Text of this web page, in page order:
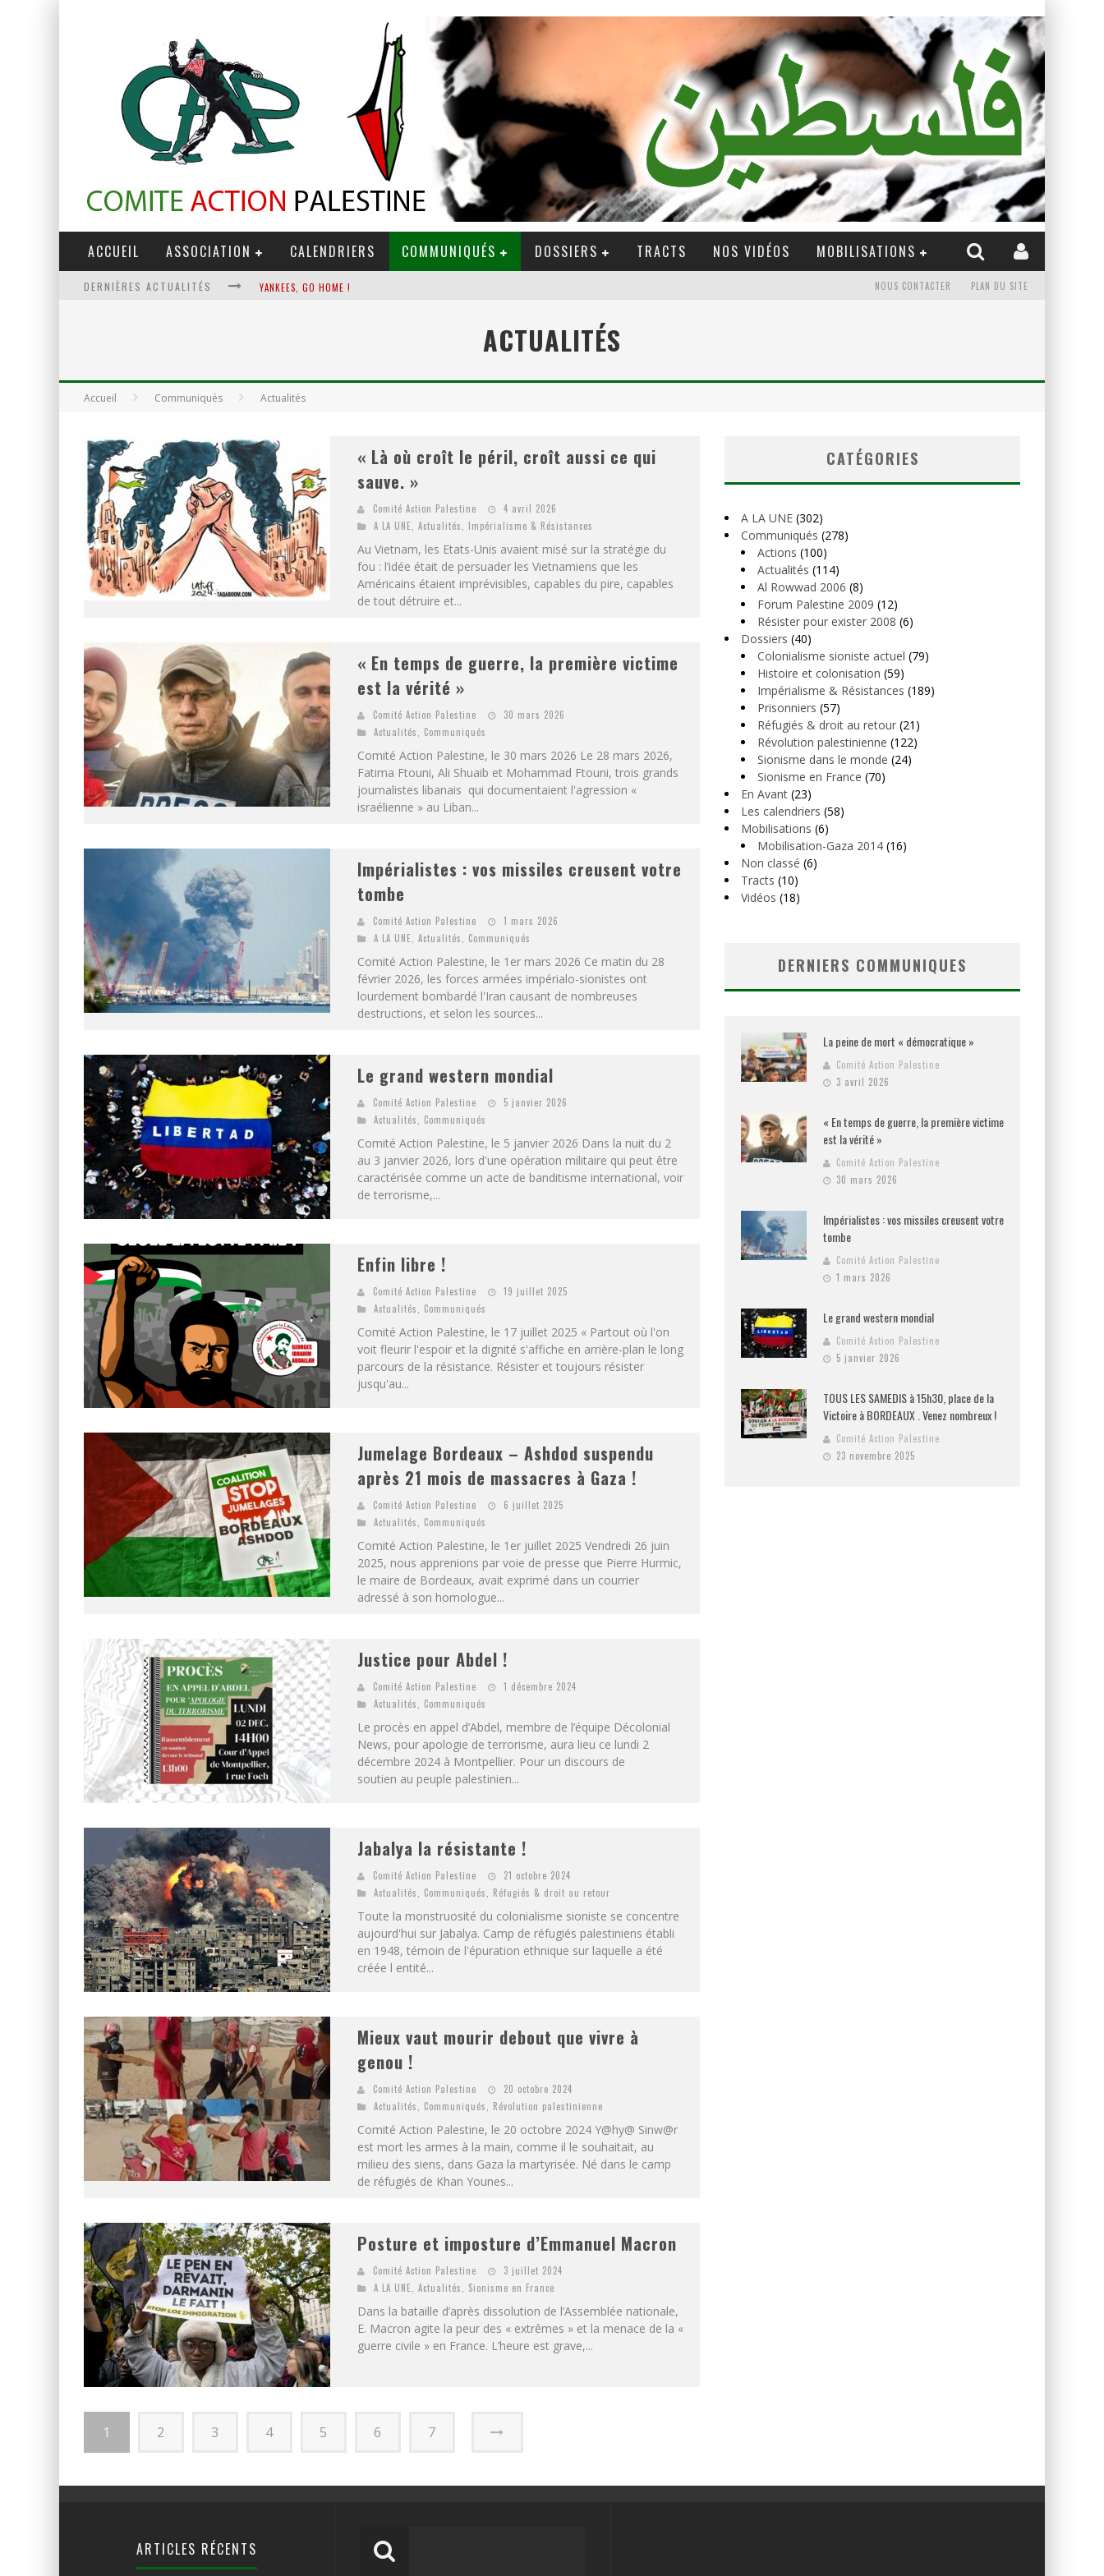
ACCUEIL ASSOCIATION CALENDRIERS COMMUNIQUÉS DOSSIERS TRACTS NOS VIDÉOS MOBILISATIONS
DERNIÈRES ACTUALITÉS YANKEES, GO HOME !
D
ES ACCORDS DE PAIX SANS LE PEUPLE ET CONTRE LE PEUPLE
LA BANALITÉ DU MAL COLONIAL
NOUS CONTACTER PLAN DU SITE
ACTUALITÉS
Accueil Communiqués Actualités
« Là où croît le péril, croît aussi ce qui
sauve. »
Comité Action Palestine
4 avril 2026
A LA UNE
Actualités Impérialisme & Résistances
Au Vietnam, les Etats-Unis avaient misé sur la stratégie du
fou : l’idée était de persuader les Vietnamiens que les
Américains étaient imprévisibles, capables du pire, capables
de tout détruire et...
« En temps de guerre, la première victime
est la vérité »
Comité Action Palestine
30 mars 2026
Actualités
Communiqués
Comité Action Palestine, le 30 mars 2026 Le 28 mars 2026,
Fatima Ftouni, Ali Shuaib et Mohammad Ftouni, trois grands
journalistes libanais qui documentaient l'agression «
israélienne » au Liban...
Impérialistes : vos missiles creusent votre
tombe
Comité Action Palestine
1 mars 2026
A LA UNE
Actualités Communiqués
Comité Action Palestine, le 1er mars 2026 Ce matin du 28
février 2026, les forces armées impérialo-sionistes ont
lourdement bombardé l'Iran causant de nombreuses
destructions, et selon les sources...
Le grand western mondial
Comité Action Palestine
5 janvier 2026
Actualités
Communiqués
Comité Action Palestine, le 5 janvier 2026 Dans la nuit du 2
au 3 janvier 2026, lors d'une opération militaire qui peut être
caractérisée comme un acte de banditisme international, voir
de terrorisme,...
Enfin libre !
Comité Action Palestine
19 juillet 2025
Actualités
Communiqués
Comité Action Palestine, le 17 juillet 2025 « Partout où l'on
voit fleurir l'espoir et la dignité s'affiche en arrière-plan le long
parcours de la résistance. Résister et toujours résister
jusqu'au...
Jumelage Bordeaux – Ashdod suspendu
après 21 mois de massacres à Gaza !
Comité Action Palestine
6 juillet 2025
Actualités
Communiqués
Comité Action Palestine, le 1er juillet 2025 Vendredi 26 juin
2025, nous apprenions par voie de presse que Pierre Hurmic,
le maire de Bordeaux, avait exprimé dans un courrier
adressé à son homologue...
Justice pour Abdel !
Comité Action Palestine
1 décembre 2024
Actualités
Communiqués
Le procès en appel d’Abdel, membre de l’équipe Décolonial
News, pour apologie de terrorisme, aura lieu ce lundi 2
décembre 2024 à Montpellier. Pour un discours de
soutien au peuple palestinien...
Jabalya la résistante !
Comité Action Palestine
21 octobre 2024
Actualités
Communiqués Réfugiés & droit au retour
Toute la monstruosité du colonialisme sioniste se concentre
aujourd'hui sur Jabalya. Camp de réfugiés palestiniens établi
en 1948, témoin de l'épuration ethnique sur laquelle a été
créée l entité...
Mieux vaut mourir debout que vivre à
genou !
Comité Action Palestine
20 octobre 2024
Actualités
Communiqués Révolution palestinienne
Comité Action Palestine, le 20 octobre 2024 Y@hy@ Sinw@r
est mort les armes à la main, comme il le souhaitait, au
milieu des siens, dans Gaza la martyrisée. Né dans le camp
de réfugiés de Khan Younes...
Posture et imposture d’Emmanuel Macron
Comité Action Palestine
3 juillet 2024
A LA UNE
Actualités Sionisme en France
Dans la bataille d’après dissolution de l’Assemblée nationale,
E. Macron agite la peur des « extrêmes » et la menace de la «
guerre civile » en France. L’heure est grave,...
1 2 3 4 5 6 7
CATÉGORIES
A LA UNE (302)
Communiqués (278)
Actions (100)
Actualités (114)
Al Rowwad 2006 (8)
Forum Palestine 2009 (12)
Résister pour exister 2008 (6)
Dossiers (40)
Colonialisme sioniste actuel (79)
Histoire et colonisation (59)
Impérialisme & Résistances (189)
Prisonniers (57)
Réfugiés & droit au retour (21)
Révolution palestinienne (122)
Sionisme dans le monde (24)
Sionisme en France (70)
En Avant (23)
Les calendriers (58)
Mobilisations (6)
Mobilisation-Gaza 2014 (16)
Non classé (6)
Tracts (10)
Vidéos (18)
DERNIERS COMMUNIQUES
La peine de mort « démocratique »
Comité Action Palestine
3 avril 2026
« En temps de guerre, la première victime
est la vérité »
Comité Action Palestine
30 mars 2026
Impérialistes : vos missiles creusent votre
tombe
Comité Action Palestine
1 mars 2026
Le grand western mondial
Comité Action Palestine
5 janvier 2026
TOUS LES SAMEDIS à 15h30, place de la
Victoire à BORDEAUX . Venez nombreux !
Comité Action Palestine
23 novembre 2025
ARTICLES RÉCENTS